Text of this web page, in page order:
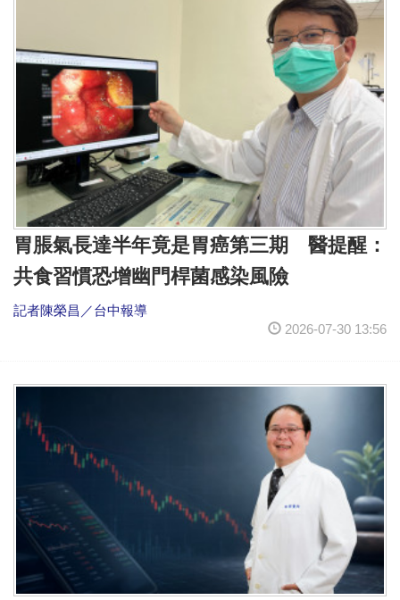
胃脹氣長達半年竟是胃癌第三期 醫提醒：
共食習慣恐增幽門桿菌感染風險
記者陳榮昌／台中報導
2026-07-30 13:56